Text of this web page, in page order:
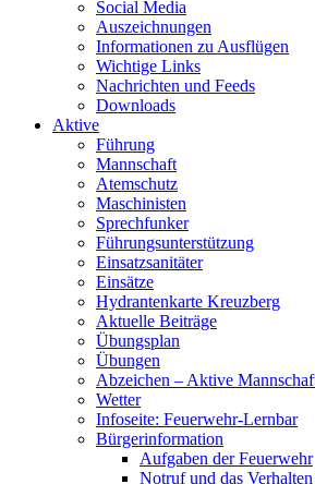
Social Media
Auszeichnungen
Informationen zu Ausflügen
Wichtige Links
Nachrichten und Feeds
Downloads
Aktive
Führung
Mannschaft
Atemschutz
Maschinisten
Sprechfunker
Führungsunterstützung
Einsatzsanitäter
Einsätze
Hydrantenkarte Kreuzberg
Aktuelle Beiträge
Übungsplan
Übungen
Abzeichen – Aktive
Wetter
Infoseite: Feuerwehr-Lernbar
Bürgerinformation
Aufgaben der Feuerwehr
Notruf und das